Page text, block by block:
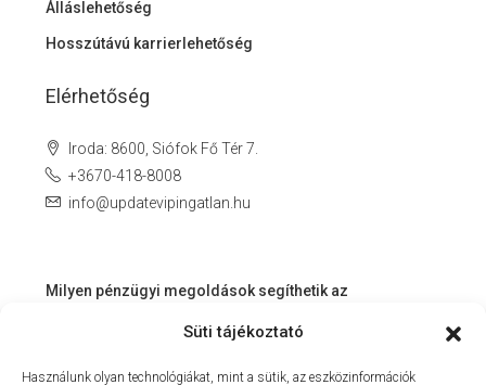
Süti tájékoztató
Használunk olyan technológiákat, mint a sütik, az eszközinformációk
Álláslehetőség
Hosszútávú karrierlehetőség
Elérhetőség
Iroda: 8600, Siófok Fő Tér 7.
+3670-418-8008
info@updatevipingatlan.hu
Milyen pénzügyi megoldások segíthetik az
szolgáltatás a Balaton környékén